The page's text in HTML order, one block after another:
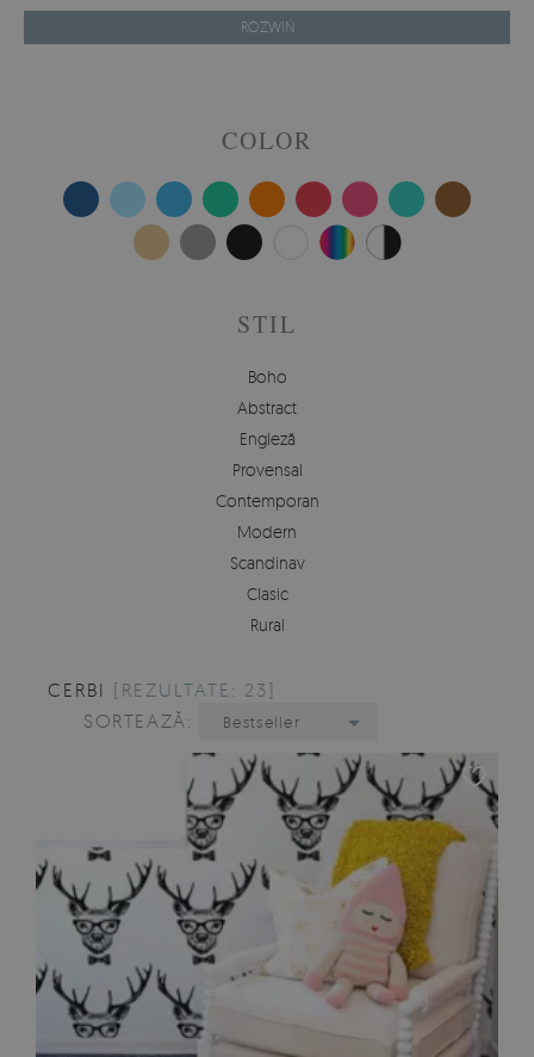
ROZWIŃ
COLOR
STIL
Boho
Abstract
Engleză
Provensal
Contemporan
Modern
Scandinav
Clasic
Rural
CERBI [REZULTATE: 23]
SORTEAZĂ:
Bestseller